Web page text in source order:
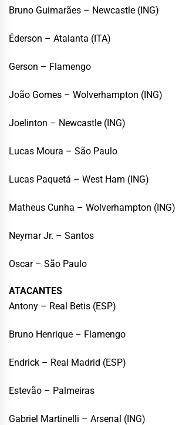
Bruno Guimarães – Newcastle (ING)
Éderson – Atalanta (ITA)
Gerson – Flamengo
João Gomes – Wolverhampton (ING)
Joelinton – Newcastle (ING)
Lucas Moura – São Paulo
Lucas Paquetá – West Ham (ING)
Matheus Cunha – Wolverhampton (ING)
Neymar Jr. – Santos
Oscar – São Paulo
ATACANTES
Antony – Real Betis (ESP)
Bruno Henrique – Flamengo
Endrick – Real Madrid (ESP)
Estevão – Palmeiras
Gabriel Martinelli – Arsenal (ING)